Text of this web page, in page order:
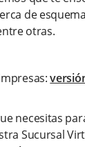
de
otras.
necesitas
Sucursal